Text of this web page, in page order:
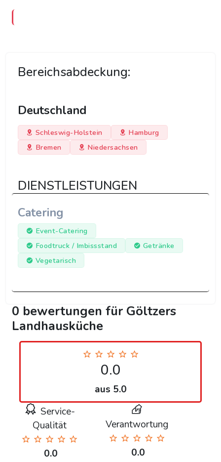
Bereichsabdeckung:
Deutschland
Schleswig-Holstein
Hamburg
Bremen
Niedersachsen
DIENSTLEISTUNGEN
Catering
Event-Catering
Foodtruck / Imbissstand
Getränke
Vegetarisch
0 bewertungen für Göltzers
Landhausküche
0.0
aus 5.0
Service-
Qualität
0.0
Verantwortung
0.0